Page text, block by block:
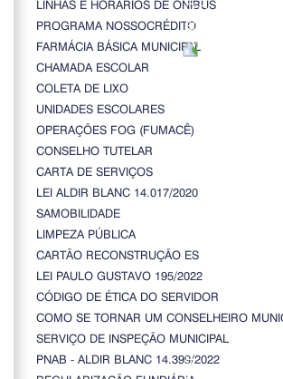
LINHAS E HORÁRIOS DE ÔNIBUS
PROGRAMA NOSSOCRÉDITO
FARMÁCIA BÁSICA MUNICIPAL
CHAMADA ESCOLAR
COLETA DE LIXO
UNIDADES ESCOLARES
OPERAÇÕES FOG (FUMACÊ)
CONSELHO TUTELAR
CARTA DE SERVIÇOS
LEI ALDIR BLANC 14.017/2020
SAMOBILIDADE
LIMPEZA PÚBLICA
CARTÃO RECONSTRUÇÃO ES
LEI PAULO GUSTAVO 195/2022
CÓDIGO DE ÉTICA DO SERVIDOR
COMO SE TORNAR UM CONSELHEIRO
SERVIÇO DE INSPEÇÃO MUNICIPAL
PNAB - ALDIR BLANC 14.399/2022